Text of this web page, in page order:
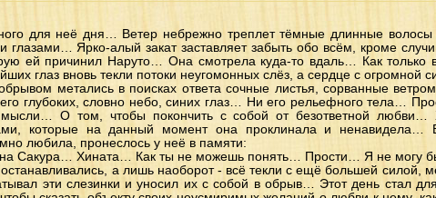
для неё дня… Ветер небрежно треплет тёмные длинные волосы
глазами… Ярко-алый закат заставляет забыть обо всём, кроме
ей причинил Наруто… Она смотрела куда-то вдаль… Как только
глаз вновь текли потоки неугомонных слёз, а сердце с огромной
метались в поисках ответа сочные листья, сорванные
глубоких, словно небо, синих глаз… Ни его рельефного тела…
О том, чтобы покончить с собой от безответной любви…
которые на данный момент она проклинала и ненавидела…
любила, пронеслось у неё в памяти:
Сакура… Хината… Как ты не можешь понять… Прости… Я не могу
а лишь наоборот - всё текли с ещё большей силой,
эти слезинки и уносил их с собой в обрыв… Этот день стал